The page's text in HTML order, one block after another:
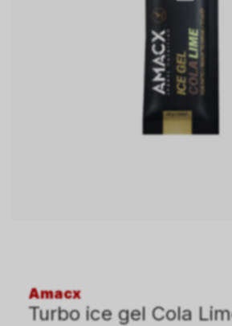
Amacx
Turbo ice gel Cola